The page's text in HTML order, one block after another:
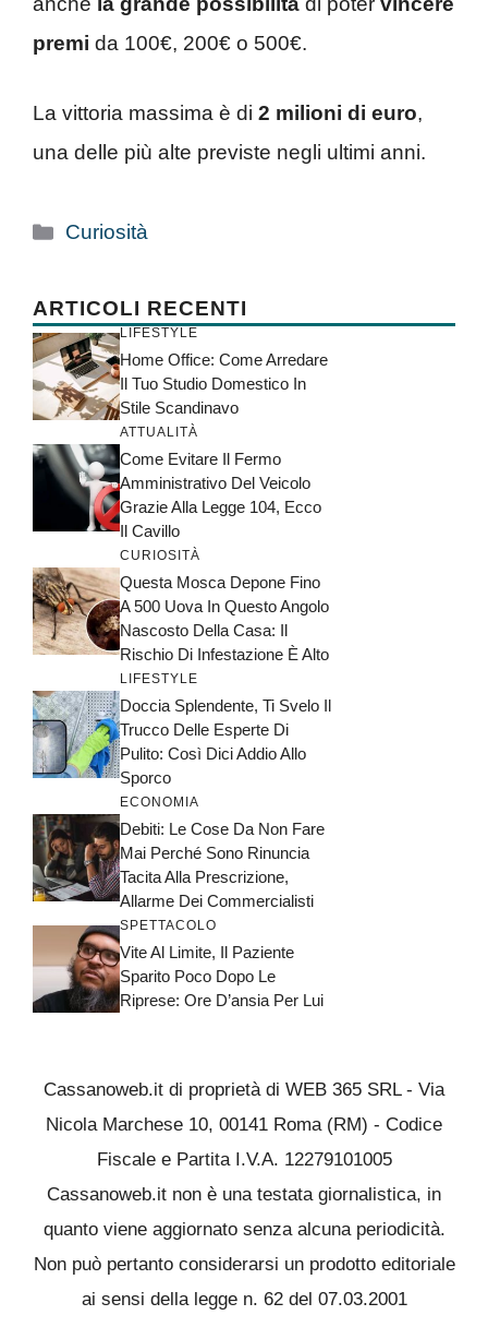
premi da 100€, 200€ o 500€.
La vittoria massima è di 2 milioni di euro,
una delle più alte previste negli ultimi anni.
Categorie
Curiosità
ARTICOLI RECENTI
LIFESTYLE
Home Office: Come Arredare
Il Tuo Studio Domestico In
Stile Scandinavo
ATTUALITÀ
Come Evitare Il Fermo
Amministrativo Del Veicolo
Grazie Alla Legge 104, Ecco
Il Cavillo
CURIOSITÀ
Questa Mosca Depone Fino
A 500 Uova In Questo Angolo
Nascosto Della Casa: Il
Rischio Di Infestazione È Alto
LIFESTYLE
Doccia Splendente, Ti Svelo Il
Trucco Delle Esperte Di
Pulito: Così Dici Addio Allo
Sporco
ECONOMIA
Debiti: Le Cose Da Non Fare
Mai Perché Sono Rinuncia
Tacita Alla Prescrizione,
Allarme Dei Commercialisti
SPETTACOLO
Vite Al Limite, Il Paziente
Sparito Poco Dopo Le
Riprese: Ore D’ansia Per Lui
Cassanoweb.it di proprietà di WEB 365 SRL - Via
Nicola Marchese 10, 00141 Roma (RM) - Codice
Fiscale e Partita I.V.A. 12279101005
Cassanoweb.it non è una testata giornalistica, in
quanto viene aggiornato senza alcuna periodicità.
Non può pertanto considerarsi un prodotto editoriale
ai sensi della legge n. 62 del 07.03.2001